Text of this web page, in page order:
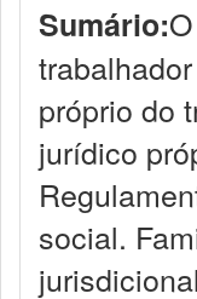
Sumário:
próprio do
jurídico
social.